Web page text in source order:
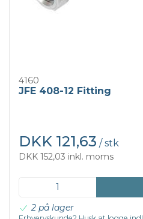
4160
JFE 408-12 Fitting
DKK 121,63 / stk
DKK 152,03 inkl. moms
2 på lager